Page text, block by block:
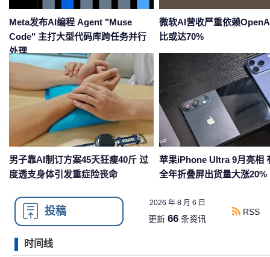
Google Gemini换帅 首席科学家带
三个大牛出走创业
手机凌晨自动下单 月付免
盗刷重灾区？
DeepSeek公告：API服务将大幅涨
价
华为小米长协锁产能 长鑫
低于甚至高于三星和SK海
投稿
2026 年 8 月 6 日
更新66 条资讯
RSS
时间线